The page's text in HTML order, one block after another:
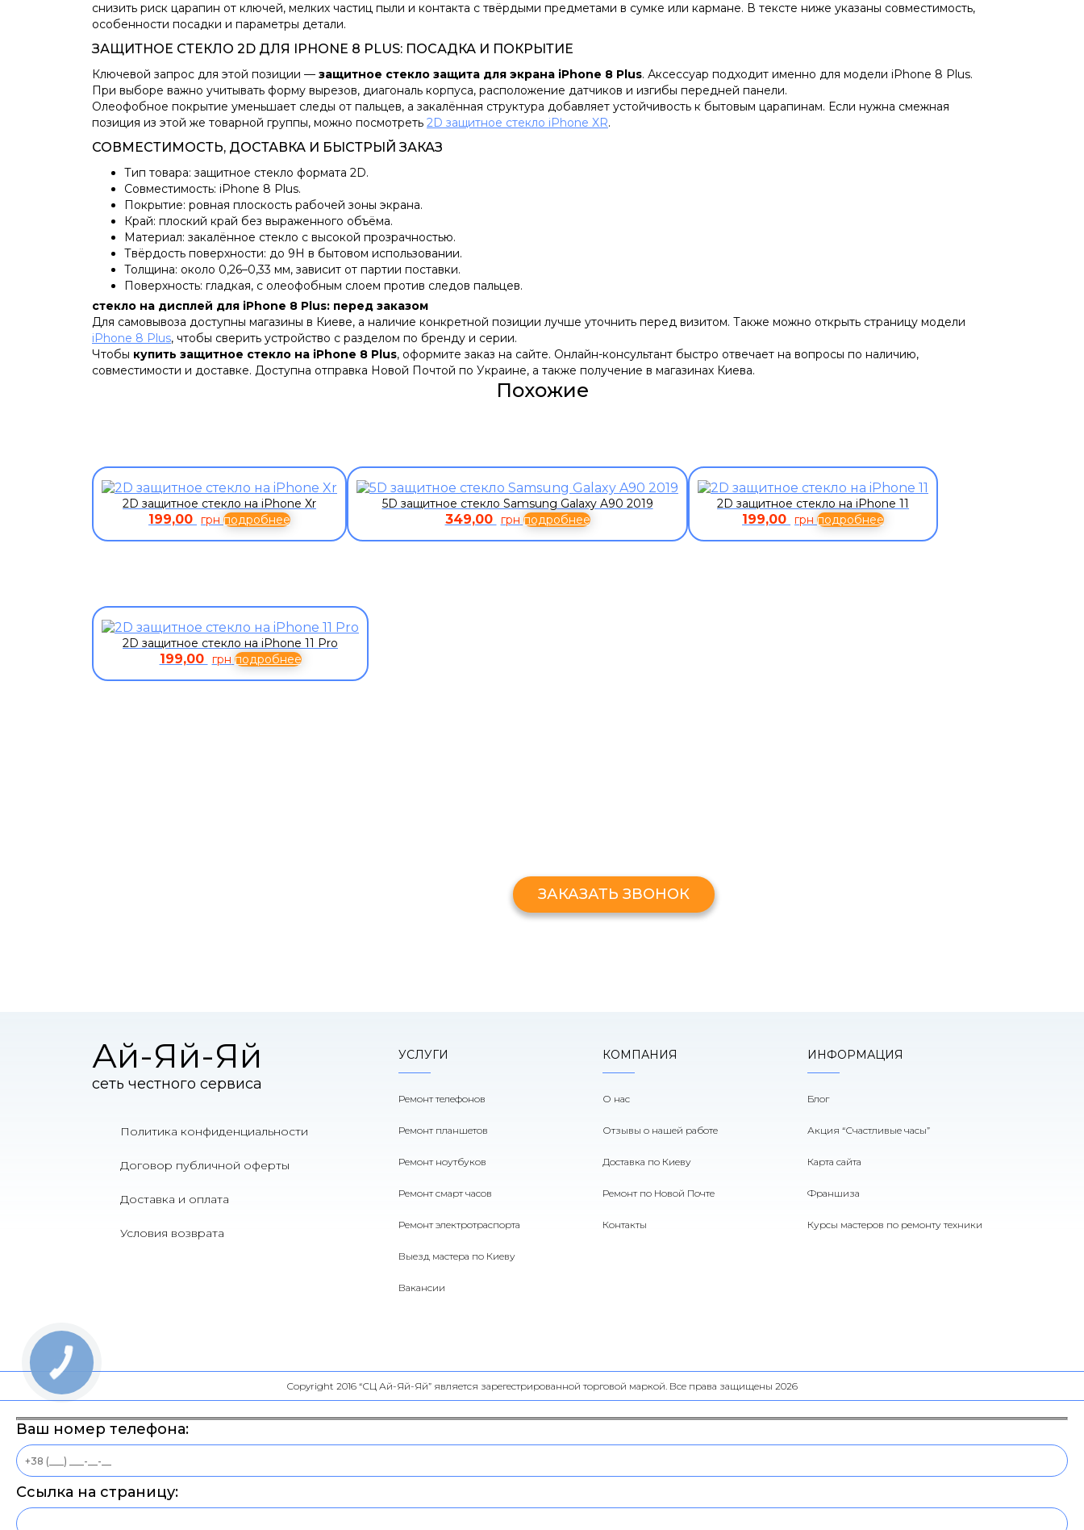
снизить риск царапин от ключей, мелких частиц пыли и контакта с твёрдыми предметами в сумке или кармане. В тексте ниже указаны совместимость,
особенности посадки и параметры детали.
ЗАЩИТНОЕ СТЕКЛО 2D ДЛЯ IPHONE 8 PLUS: ПОСАДКА И ПОКРЫТИЕ
Ключевой запрос для этой позиции — защитное стекло защита для экрана iPhone 8 Plus. Аксессуар подходит именно для модели iPhone 8 Plus.
При выборе важно учитывать форму вырезов, диагональ корпуса, расположение датчиков и изгибы передней панели.
Олеофобное покрытие уменьшает следы от пальцев, а закалённая структура добавляет устойчивость к бытовым царапинам. Если нужна смежная
позиция из этой же товарной группы, можно посмотреть 2D защитное стекло iPhone XR.
СОВМЕСТИМОСТЬ, ДОСТАВКА И БЫСТРЫЙ ЗАКАЗ
Тип товара: защитное стекло формата 2D.
Совместимость: iPhone 8 Plus.
Покрытие: ровная плоскость рабочей зоны экрана.
Край: плоский край без выраженного объёма.
Материал: закалённое стекло с высокой прозрачностью.
Твёрдость поверхности: до 9H в бытовом использовании.
Толщина: около 0,26–0,33 мм, зависит от партии поставки.
Поверхность: гладкая, с олеофобным слоем против следов пальцев.
стекло на дисплей для iPhone 8 Plus: перед заказом
Для самовывоза доступны магазины в Киеве, а наличие конкретной позиции лучше уточнить перед визитом. Также можно открыть страницу модели
iPhone 8 Plus, чтобы сверить устройство с разделом по бренду и серии.
Чтобы купить защитное стекло на iPhone 8 Plus, оформите заказ на сайте. Онлайн-консультант быстро отвечает на вопросы по наличию,
совместимости и доставке. Доступна отправка Новой Почтой по Украине, а также получение в магазинах Киева.
Похожие
2D защитное стекло на iPhone Xr
199,00 грн подробнее
5D защитное стекло Samsung Galaxy A90 2019
349,00 грн подробнее
2D защитное стекло на iPhone 11
199,00 грн подробнее
2D защитное стекло на iPhone 11 Pro
199,00 грн подробнее
ЗАКАЗАТЬ ЗВОНОК
Ай-Яй-Яй
сеть честного сервиса
Политика конфиденциальности
Договор публичной оферты
Доставка и оплата
Условия возврата
УСЛУГИ
Ремонт телефонов
Ремонт планшетов
Ремонт ноутбуков
Ремонт смарт часов
Ремонт электротраспорта
Выезд мастера по Киеву
Вакансии
КОМПАНИЯ
О нас
Отзывы о нашей работе
Доставка по Киеву
Ремонт по Новой Почте
Контакты
ИНФОРМАЦИЯ
Блог
Акция “Счастливые часы”
Карта сайта
Франшиза
Курсы мастеров по ремонту техники
Copyright 2016 “СЦ Ай-Яй-Яй” является зарегестрированной торговой маркой. Все права защищены 2026
Ваш номер телефона:
Ссылка на страницу: